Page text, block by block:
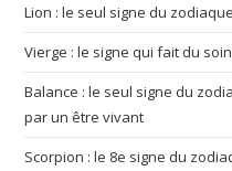
Lion : le seul signe du
Vierge : le signe qui fait du
Balance : le seul signe du
par un être vivant
Scorpion : le 8e signe du